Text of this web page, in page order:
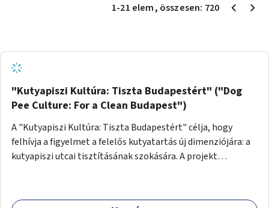
1-21 elem, összesen: 720
"Kutyapiszi Kultúra: Tiszta Budapestért" ("Dog
Pee Culture: For a Clean Budapest")
A "Kutyapiszi Kultúra: Tiszta Budapestért" célja, hogy
felhívja a figyelmet a felelős kutyatartás új dimenziójára: a
kutyapiszi utcai tisztításának szokására. A projekt
palack vízzel öblítsék le azt, ezzel hozzájárulva a tiszta,